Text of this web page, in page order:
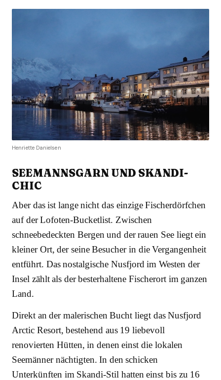
Henriette Danielsen
SEEMANNSGARN UND SKANDI-
CHIC
Aber das ist lange nicht das einzige Fischerdörfchen
auf der Lofoten-Bucketlist. Zwischen
schneebedeckten Bergen und der rauen See liegt ein
kleiner Ort, der seine Besucher in die Vergangenheit
entführt. Das nostalgische Nusfjord im Westen der
Insel zählt als der besterhaltene Fischerort im ganzen
Land.
Direkt an der malerischen Bucht liegt das Nusfjord
Arctic Resort, bestehend aus 19 liebevoll
renovierten Hütten, in denen einst die lokalen
Seemänner nächtigten. In den schicken
Unterkünften im Skandi-Stil hatten einst bis zu 16